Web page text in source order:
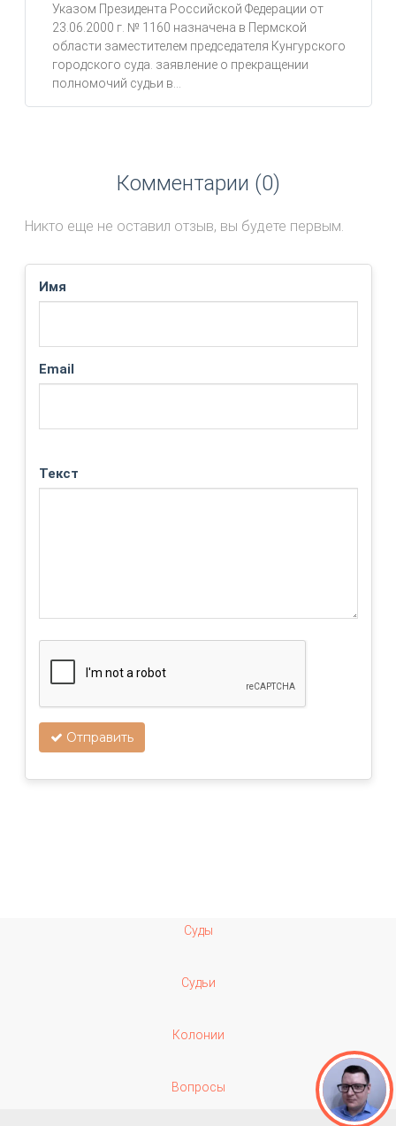
Указом Президента Российской Федерации от
23.06.2000 г. № 1160 назначена в Пермской
области заместителем председателя Кунгурского
городского суда. заявление о прекращении
полномочий судьи в...
Комментарии (0)
Никто еще не оставил отзыв, вы будете первым.
Имя
Email
Текст
Отправить
Суды
Судьи
Колонии
Вопросы